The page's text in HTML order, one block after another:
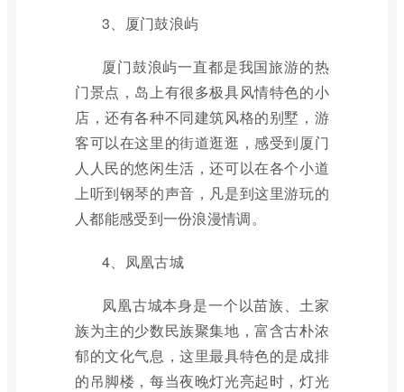
3、厦门鼓浪屿
厦门鼓浪屿一直都是我国旅游的热
门景点，岛上有很多极具风情特色的小
店，还有各种不同建筑风格的别墅，游
客可以在这里的街道逛逛，感受到厦门
人人民的悠闲生活，还可以在各个小道
上听到钢琴的声音，凡是到这里游玩的
人都能感受到一份浪漫情调。
4、凤凰古城
凤凰古城本身是一个以苗族、土家
族为主的少数民族聚集地，富含古朴浓
郁的文化气息，这里最具特色的是成排
的吊脚楼，每当夜晚灯光亮起时，灯光